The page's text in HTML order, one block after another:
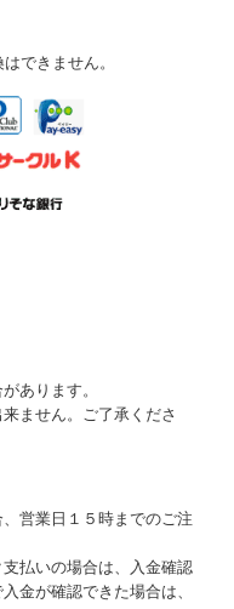
できません。
あります。
ません。ご了承くださ
営業日１５時までのご注
払いの場合は、入金確認
金が確認できた場合は、